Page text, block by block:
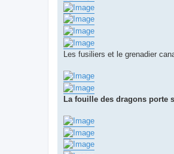
Les fusiliers et le grenadier
La fouille des dragons porte